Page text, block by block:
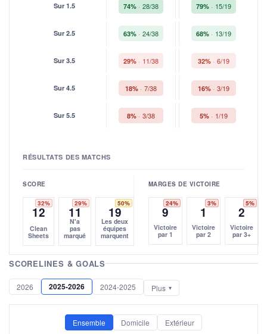
Sur 1.5 74% 28/38 79% 15/19
Sur 2.5 63% 24/38 68% 13/19
Sur 3.5 29% 11/38 32% 6/19
Sur 4.5 18% 7/38 16% 3/19
Sur 5.5 8% 3/38 5% 1/19
RÉSULTATS DES MATCHS
SCORE
32%
12
Clean
Sheets
29%
11
N'a
pas
marqué
50%
19
Les deux
équipes
marquent
MARGES DE VICTOIRE
24%
9
Victoire
par 1
3%
1
Victoire
par 2
5%
2
Victoire
par 3+
SCORELINES & GOALS
2026 2025-2026 2024-2025 Plus
Ensemble Domicile Extérieur